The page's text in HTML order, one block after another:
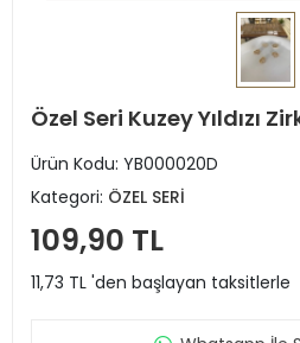
Özel Seri Kuzey Yıldızı
Ürün Kodu: YB000020D
Kategori: ÖZEL SERİ
109,90 TL
11,73 TL 'den başlayan taksitlerle